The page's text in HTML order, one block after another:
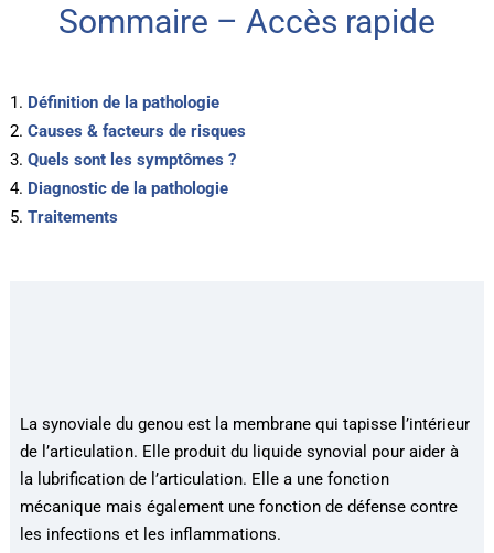
Sommaire – Accès rapide
Définition de la pathologie
Causes & facteurs de risques
Quels sont les symptômes ?
Diagnostic de la pathologie
Traitements
La synoviale du genou est la membrane qui tapisse l’intérieur
de l’articulation. Elle produit du liquide synovial pour aider à
la lubrification de l’articulation. Elle a une fonction
mécanique mais également une fonction de défense contre
les infections et les inflammations.